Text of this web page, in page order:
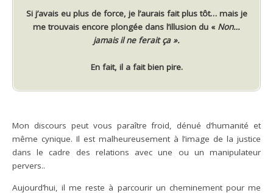
Si j’avais eu plus de force, je l’aurais fait plus tôt… mais je
me trouvais encore plongée dans l’illusion du « Non…
jamais il ne ferait ça ».
En fait, il a fait bien pire.
Mon discours peut vous paraître froid, dénué d’humanité et
même cynique. Il est malheureusement à l’image de la justice
dans le cadre des relations avec une ou un manipulateur
pervers..
Aujourd’hui, il me reste à parcourir un cheminement pour me